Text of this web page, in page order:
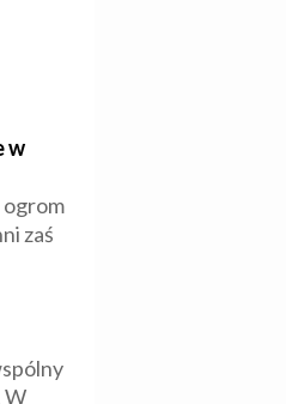
w
ogrom
zaś
W